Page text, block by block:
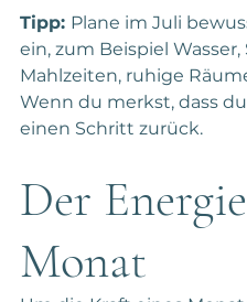
Tipp: Plane im Juli
ein, zum Beispiel
Mahlzeiten, ruhige
Wenn du merkst, dass
einen Schritt zurück.
Der
Monat